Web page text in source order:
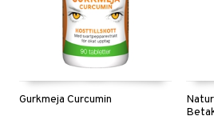
Gurkmeja Curcumin